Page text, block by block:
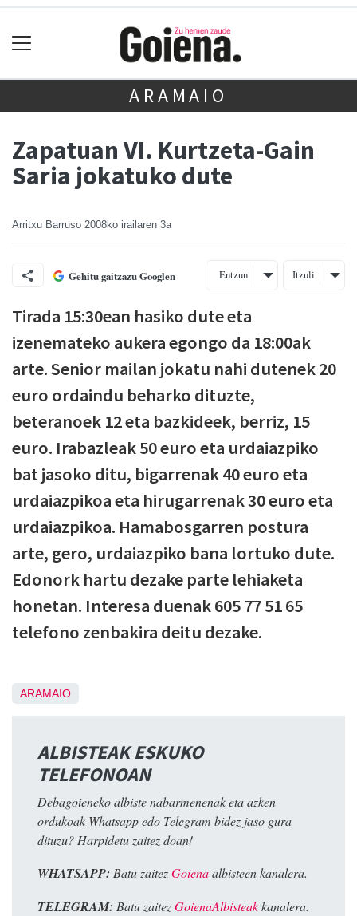
ARAMAIO
Zapatuan VI. Kurtzeta-Gain
Saria jokatuko dute
Arritxu Barruso 2008ko irailaren 3a
Gehitu gaitzazu Googlen Entzun Itzuli
Tirada 15:30ean hasiko dute eta
izenemateko aukera egongo da 18:00ak
arte. Senior mailan jokatu nahi dutenek 20
euro ordaindu beharko dituzte,
beteranoek 12 eta bazkideek, berriz, 15
euro. Irabazleak 50 euro eta urdaiazpiko
bat jasoko ditu, bigarrenak 40 euro eta
urdaiazpikoa eta hirugarrenak 30 euro eta
urdaiazpikoa. Hamabosgarren postura
arte, gero, urdaiazpiko bana lortuko dute.
Edonork hartu dezake parte lehiaketa
honetan. Interesa duenak 605 77 51 65
telefono zenbakira deitu dezake.
ARAMAIO
ALBISTEAK ESKUKO
TELEFONOAN
Debagoieneko albiste nabarmenenak eta azken
ordukoak Whatsapp edo Telegram bidez jaso gura
dituzu? Harpidetu zaitez doan!
WHATSAPP: Batu zaitezGoienaalbisteen kanalera.
TELEGRAM: Batu zaitezGoienaAlbisteakkanalera.